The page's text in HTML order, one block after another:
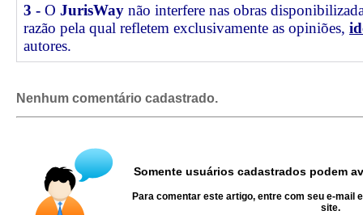
3 - O JurisWay não interfere nas obras
razão pela qual refletem exclusivamente as opiniões,
autores.
Nenhum comentário cadastrado.
Somente usuários cadastrados podem
Para comentar este artigo, entre com seu e-mail
site.